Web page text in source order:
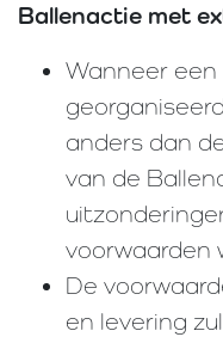
Ballenactie met
Wanneer
anders dan
van de
voorwaarden
De
en levering